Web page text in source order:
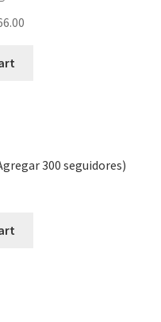
300 seguidores)